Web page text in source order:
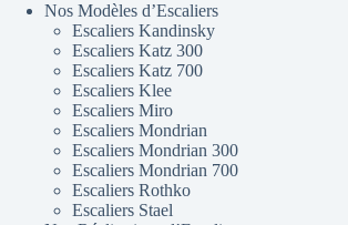
Nos Modèles d’Escaliers
Escaliers Kandinsky
Escaliers Katz 300
Escaliers Katz 700
Escaliers Klee
Escaliers Miro
Escaliers Mondrian
Escaliers Mondrian 300
Escaliers Mondrian 700
Escaliers Rothko
Escaliers Stael